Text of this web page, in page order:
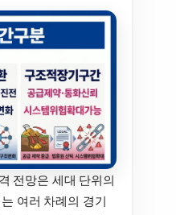
전망은 세대 단위의
여러 차례의 경기